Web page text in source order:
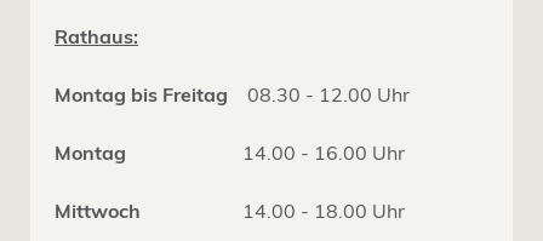
Rathaus:
Montag bis Freitag 08.30 - 12.00 Uhr
Montag 14.00 - 16.00 Uhr
Mittwoch 14.00 - 18.00 Uhr